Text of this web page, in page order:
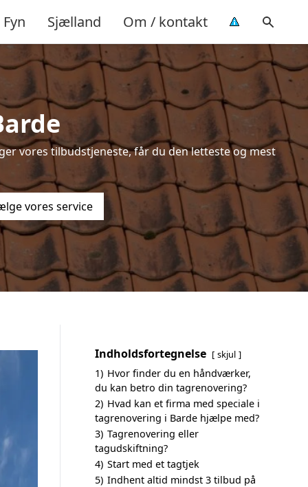
Fyn Sjælland Om / kontakt
vores tilbudstjeneste, får du den letteste og mest
vores service
Indholdsfortegnelse skjul
1) Hvor finder du en håndværker,
du kan betro din tagrenovering?
2) Hvad kan et firma med speciale i
tagrenovering i Barde hjælpe med?
3) Tagrenovering eller
tagudskiftning?
4) Start med et tagtjek
5) Indhent altid mindst 3 tilbud på